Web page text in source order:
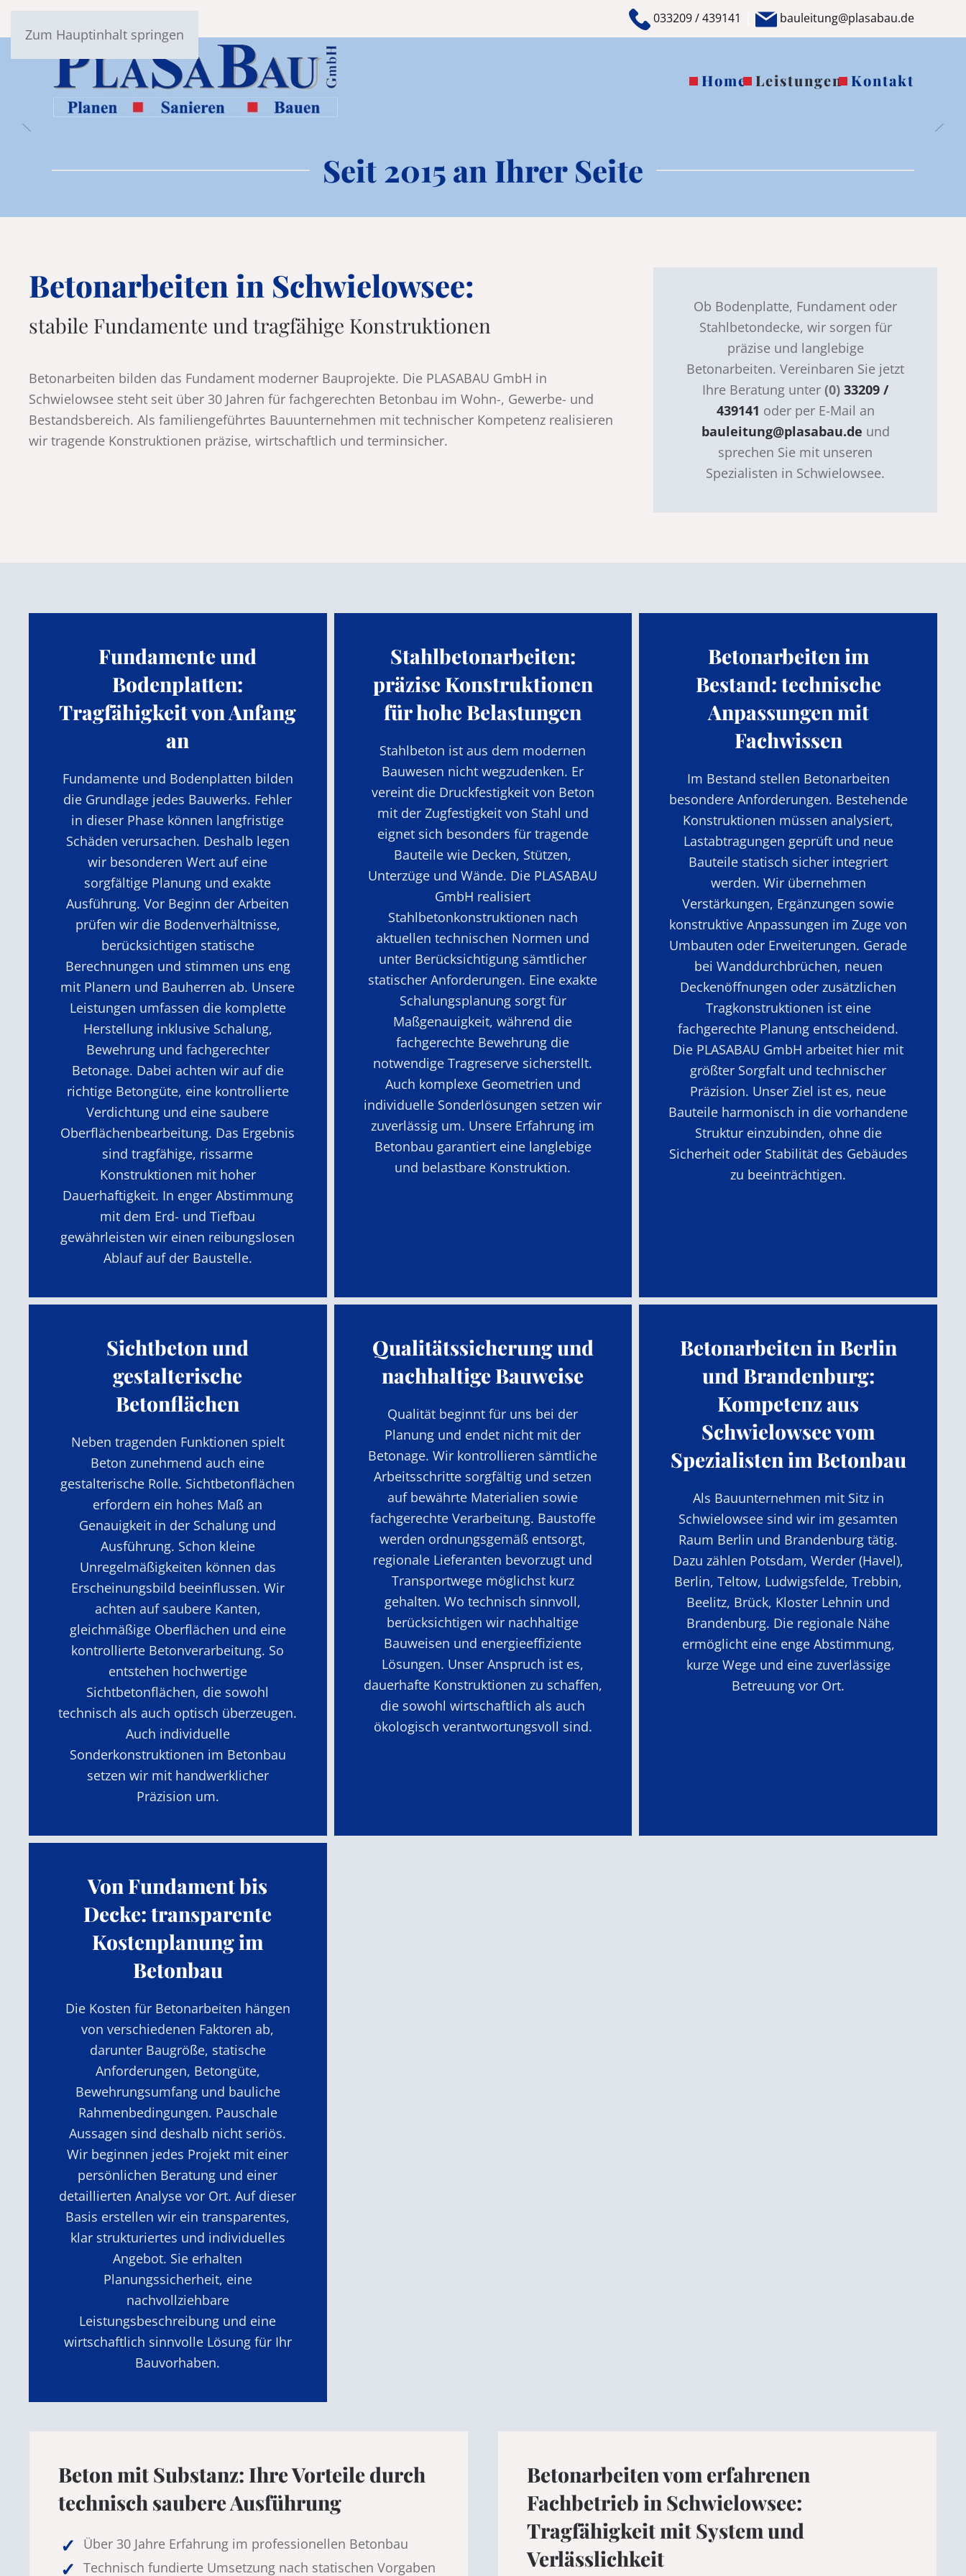
Zum Hauptinhalt springen
033209 / 439141 bauleitung@plasabau.de
Home Leistungen Kontakt
Seit 2015 an Ihrer Seite
Betonarbeiten in Schwielowsee:
stabile Fundamente und tragfähige Konstruktionen
Betonarbeiten bilden das Fundament moderner Bauprojekte. Die PLASABAU GmbH in
Schwielowsee steht seit über 30 Jahren für fachgerechten Betonbau im Wohn-, Gewerbe- und
Bestandsbereich. Als familiengeführtes Bauunternehmen mit technischer Kompetenz realisieren
wir tragende Konstruktionen präzise, wirtschaftlich und terminsicher.
Ob Bodenplatte, Fundament oder
Stahlbetondecke, wir sorgen für
präzise und langlebige
Betonarbeiten. Vereinbaren Sie jetzt
Ihre Beratung unter(0)33209 /
439141 oder per E-Mail an
bauleitung@plasabau.de und
sprechen Sie mit unseren
Spezialisten in Schwielowsee.
Fundamente und
Bodenplatten:
Tragfähigkeit von Anfang
an
Fundamente und Bodenplatten bilden
die Grundlage jedes Bauwerks. Fehler
in dieser Phase können langfristige
Schäden verursachen. Deshalb legen
wir besonderen Wert auf eine
sorgfältige Planung und exakte
Ausführung. Vor Beginn der Arbeiten
prüfen wir die Bodenverhältnisse,
berücksichtigen statische
Berechnungen und stimmen uns eng
mit Planern und Bauherren ab. Unsere
Leistungen umfassen die komplette
Herstellung inklusive Schalung,
Bewehrung und fachgerechter
Betonage. Dabei achten wir auf die
richtige Betongüte, eine kontrollierte
Verdichtung und eine saubere
Oberflächenbearbeitung. Das Ergebnis
sind tragfähige, rissarme
Konstruktionen mit hoher
Dauerhaftigkeit. In enger Abstimmung
mit dem Erd- und Tiefbau
gewährleisten wir einen reibungslosen
Ablauf auf der Baustelle.
Stahlbetonarbeiten:
präzise Konstruktionen
für hohe Belastungen
Stahlbeton ist aus dem modernen
Bauwesen nicht wegzudenken. Er
vereint die Druckfestigkeit von Beton
mit der Zugfestigkeit von Stahl und
eignet sich besonders für tragende
Bauteile wie Decken, Stützen,
Unterzüge und Wände. Die PLASABAU
GmbH realisiert
Stahlbetonkonstruktionen nach
aktuellen technischen Normen und
unter Berücksichtigung sämtlicher
statischer Anforderungen. Eine exakte
Schalungsplanung sorgt für
Maßgenauigkeit, während die
fachgerechte Bewehrung die
notwendige Tragreserve sicherstellt.
Auch komplexe Geometrien und
individuelle Sonderlösungen setzen wir
zuverlässig um. Unsere Erfahrung im
Betonbau garantiert eine langlebige
und belastbare Konstruktion.
Betonarbeiten im
Bestand: technische
Anpassungen mit
Fachwissen
Im Bestand stellen Betonarbeiten
besondere Anforderungen. Bestehende
Konstruktionen müssen analysiert,
Lastabtragungen geprüft und neue
Bauteile statisch sicher integriert
werden. Wir übernehmen
Verstärkungen, Ergänzungen sowie
konstruktive Anpassungen im Zuge von
Umbauten oder Erweiterungen. Gerade
bei Wanddurchbrüchen, neuen
Deckenöffnungen oder zusätzlichen
Tragkonstruktionen ist eine
fachgerechte Planung entscheidend.
Die PLASABAU GmbH arbeitet hier mit
größter Sorgfalt und technischer
Präzision. Unser Ziel ist es, neue
Bauteile harmonisch in die vorhandene
Struktur einzubinden, ohne die
Sicherheit oder Stabilität des Gebäudes
zu beeinträchtigen.
Sichtbeton und
gestalterische
Betonflächen
Neben tragenden Funktionen spielt
Beton zunehmend auch eine
gestalterische Rolle. Sichtbetonflächen
erfordern ein hohes Maß an
Genauigkeit in der Schalung und
Ausführung. Schon kleine
Unregelmäßigkeiten können das
Erscheinungsbild beeinflussen. Wir
achten auf saubere Kanten,
gleichmäßige Oberflächen und eine
kontrollierte Betonverarbeitung. So
entstehen hochwertige
Sichtbetonflächen, die sowohl
technisch als auch optisch überzeugen.
Auch individuelle
Sonderkonstruktionen im Betonbau
setzen wir mit handwerklicher
Präzision um.
Qualitätssicherung und
nachhaltige Bauweise
Qualität beginnt für uns bei der
Planung und endet nicht mit der
Betonage. Wir kontrollieren sämtliche
Arbeitsschritte sorgfältig und setzen
auf bewährte Materialien sowie
fachgerechte Verarbeitung. Baustoffe
werden ordnungsgemäß entsorgt,
regionale Lieferanten bevorzugt und
Transportwege möglichst kurz
gehalten. Wo technisch sinnvoll,
berücksichtigen wir nachhaltige
Bauweisen und energieeffiziente
Lösungen. Unser Anspruch ist es,
dauerhafte Konstruktionen zu schaffen,
die sowohl wirtschaftlich als auch
ökologisch verantwortungsvoll sind.
Betonarbeiten in Berlin
und Brandenburg:
Kompetenz aus
Schwielowsee vom
Spezialisten im Betonbau
Als Bauunternehmen mit Sitz in
Schwielowsee sind wir im gesamten
Raum Berlin und Brandenburg tätig.
Dazu zählen Potsdam, Werder (Havel),
Berlin, Teltow, Ludwigsfelde, Trebbin,
Beelitz, Brück, Kloster Lehnin und
Brandenburg. Die regionale Nähe
ermöglicht eine enge Abstimmung,
kurze Wege und eine zuverlässige
Betreuung vor Ort.
Von Fundament bis
Decke: transparente
Kostenplanung im
Betonbau
Die Kosten für Betonarbeiten hängen
von verschiedenen Faktoren ab,
darunter Baugröße, statische
Anforderungen, Betongüte,
Bewehrungsumfang und bauliche
Rahmenbedingungen. Pauschale
Aussagen sind deshalb nicht seriös.
Wir beginnen jedes Projekt mit einer
persönlichen Beratung und einer
detaillierten Analyse vor Ort. Auf dieser
Basis erstellen wir ein transparentes,
klar strukturiertes und individuelles
Angebot. Sie erhalten
Planungssicherheit, eine
nachvollziehbare
Leistungsbeschreibung und eine
wirtschaftlich sinnvolle Lösung für Ihr
Bauvorhaben.
Beton mit Substanz: Ihre Vorteile durch
technisch saubere Ausführung
Über 30 Jahre Erfahrung im professionellen Betonbau
Technisch fundierte Umsetzung nach statischen Vorgaben
Betonarbeiten vom erfahrenen
Fachbetrieb in Schwielowsee:
Tragfähigkeit mit System und
Verlässlichkeit